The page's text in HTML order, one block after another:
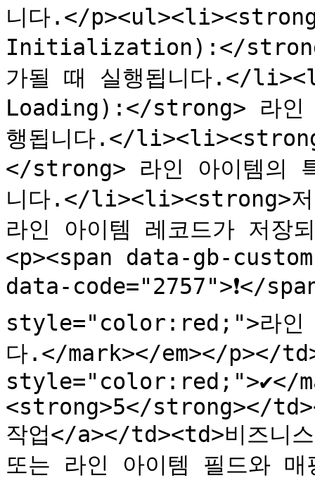
니다.</
Initialization):</strong>
가될 때 실행됩니다.</
Loading):</strong> 라인
행됩니다.</
</strong> 라인 아이템의
니다.</li><li><strong>
라인 아이템 레코드가 저
<p><span data-gb-
data-code="2757">❗</
style="color:red;">라인
다.</mark></em></p></
style="color:red;">✔</
<strong>5</strong></
작업</a></td><td>비즈니
또는 라인 아이템 필드와